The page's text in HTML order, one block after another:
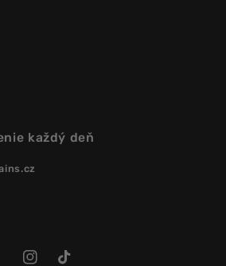
každý deň